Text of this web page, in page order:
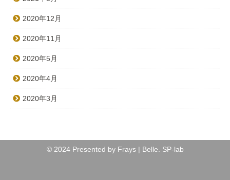
2020年12月
2020年11月
2020年5月
2020年4月
2020年3月
© 2024 Presented by Frays | Belle. SP-lab